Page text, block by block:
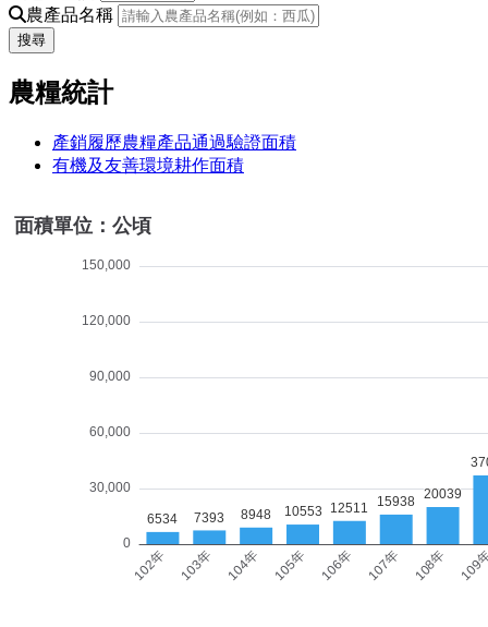
農產品名稱
搜尋
農糧統計
產銷履歷農糧產品通過驗證面積
有機及友善環境耕作面積